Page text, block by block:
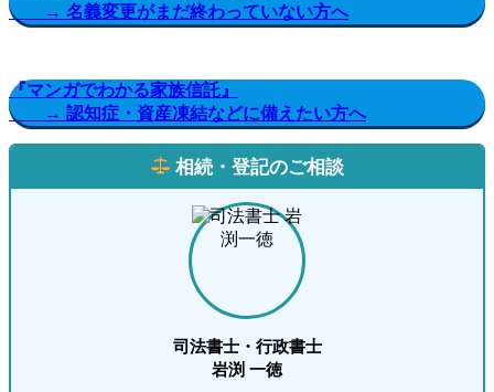
→ 名義変更がまだ終わっていない方へ
『マンガでわかる家族信託』
→ 認知症・資産凍結などに備えたい方へ
相続・登記のご相談
司法書士・行政書士
岩渕 一徳